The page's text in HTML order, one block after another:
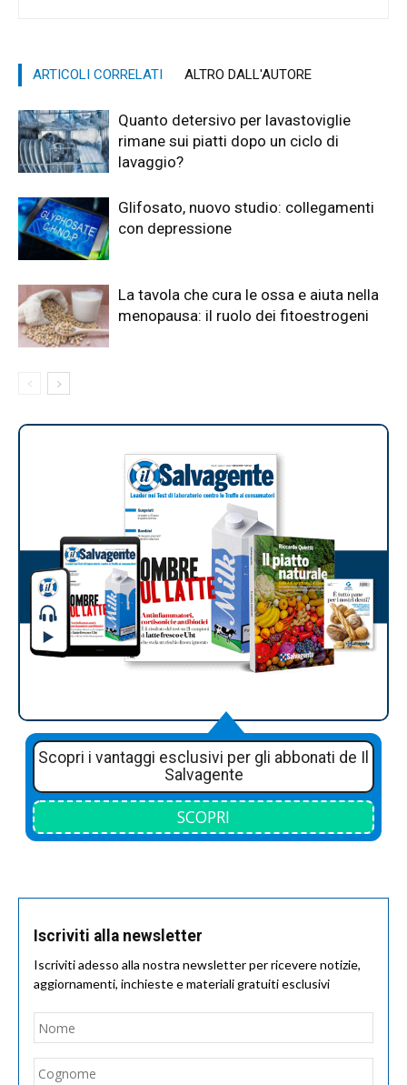
ARTICOLI CORRELATI ALTRO DALL'AUTORE
Quanto detersivo per lavastoviglie
rimane sui piatti dopo un ciclo di
lavaggio?
Glifosato, nuovo studio: collegamenti
con depressione
La tavola che cura le ossa e aiuta nella
menopausa: il ruolo dei fitoestrogeni
Scopri i vantaggi esclusivi per gli abbonati de Il
Salvagente
SCOPRI
Iscriviti alla newsletter
Iscriviti adesso alla nostra newsletter per ricevere notizie,
aggiornamenti, inchieste e materiali gratuiti esclusivi
Nome